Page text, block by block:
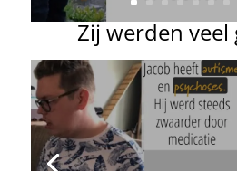
Zij werden veel
Afvallen met een